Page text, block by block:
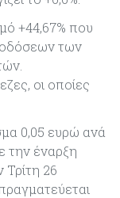
+44,67% που
των
οι οποίες
0,05 ευρώ ανά
την έναρξη
Τρίτη 26